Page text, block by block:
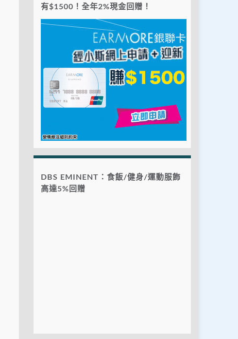
有$1500！全年2%現金回贈！
DBS EMINENT：食飯/健身/運動服飾
高達5%回贈